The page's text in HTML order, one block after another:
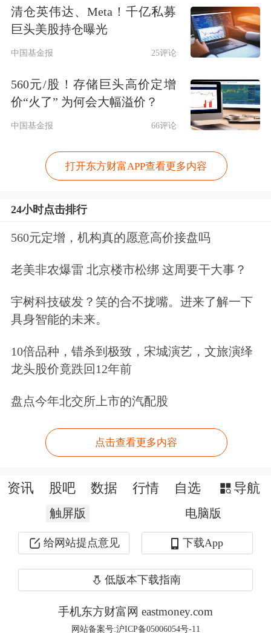
元/股（含）。按回购金额上限2.4亿
元、回购价格上限39元/股测算，回购
总股本的1.54%；按回购金额下限1.2亿
元、回购价格上限39元/股测算，回购
前总股本的0.77%。
具体回购股份的数量以回购期满时实际
回购的股份数量为准。本次回购股份的
派，回购价格有相应的小幅调整。
回购注销后已不符合上市条件
截至2025年7月18日，公司通过回购专
用证券账户以集中竞价交易的方式回购
公司股份累计426.6万股，占公司目前
总股本的1.07%，最高成交价为30.07元/
股，最低成交价为 27.72元/股，成交均
回购方案中的回购资金总额下限，且未
超过回购资金总额上限。公司本次回购
方案已实施完毕，实施情况符合相关法
律法规及公司回购股份方案的要求。
清仓英伟达、Meta！千亿私募
巨头美股持仓曝光
中国基金报 25评论
560元/股！存储巨头高价定增
价“火了” 为何会大幅溢价？
中国基金报 66评论
打开东方财富APP查看更多内容
24小时点击排行
560元定增，机构真的愿意高价接盘吗
老美非农爆雷 北京楼市松绑 这周要干大事？
宇树科技破发？笑的合不拢嘴。进来了解一下
具身智能的未来。
10倍品种，错杀到极致，宋城演艺，文旅演绎
龙头股价竟跌回12年前
盘点今年北交所上市的汽配股
点击查看更多内容
资讯 股吧 数据 行情 自选 导航
触屏版 电脑版
给网站提点意见 下载App
低版本下载指南
手机东方财富网 eastmoney.com
网站备案号:沪ICP备05006054号-11